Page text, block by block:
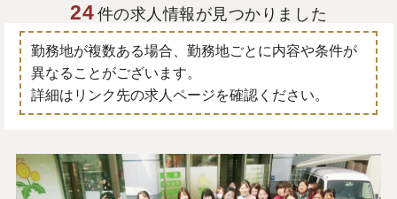
24 件の求人情報が見つかりました
勤務地が複数ある場合、勤務地ごとに内容や条件が
異なることがございます。
詳細はリンク先の求人ページを確認ください。